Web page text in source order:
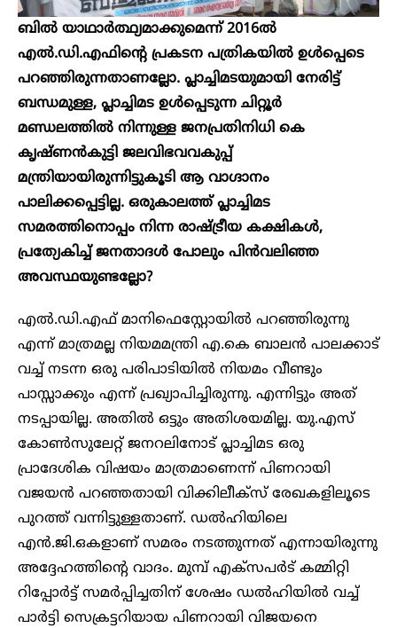
ബില്‍ യാഥാര്‍ത്ഥ്യമാക്കുമെന്ന് 2016ൽ
എൽ.ഡി.എഫിന്റെ പ്രകടന പത്രികയില്‍ ഉള്‍പ്പെടെ
പറഞ്ഞിരുന്നതാണല്ലോ. പ്ലാച്ചിമടയുമായി നേരിട്ട്
ബന്ധമുള്ള, പ്ലാച്ചിമട ഉൾപ്പെടുന്ന ചിറ്റൂർ
മണ്ഡലത്തിൽ നിന്നുള്ള ജനപ്രതിനിധി കെ
കൃഷ്ണന്‍കുട്ടി ജലവിഭവവകുപ്പ്
മന്ത്രിയായിരുന്നിട്ടുകൂടി ആ വാഗ്ദാനം
പാലിക്കപ്പെട്ടില്ല. ഒരുകാലത്ത് പ്ലാച്ചിമട
സമരത്തിനൊപ്പം നിന്ന രാഷ്ട്രീയ കക്ഷികള്‍,
പ്രത്യേകിച്ച് ജനതാദൾ പോലും പിന്‍വലിഞ്ഞ
അവസ്ഥയുണ്ടല്ലോ?
എല്‍.ഡി.എഫ് മാനിഫെസ്റ്റോയില്‍ പറഞ്ഞിരുന്നു
എന്ന് മാത്രമല്ല നിയമമന്ത്രി എ.കെ ബാലന്‍ പാലക്കാട്
വച്ച് നടന്ന ഒരു പരിപാടിയില്‍ നിയമം വീണ്ടും
പാസ്സാക്കും എന്ന് പ്രഖ്യാപിച്ചിരുന്നു. എന്നിട്ടും അത്
നടപ്പായില്ല. അതില്‍ ഒട്ടും അതിശയമില്ല. യു.എസ്
കോണ്‍സുലേറ്റ് ജനറലിനോട് പ്ലാച്ചിമട ഒരു
പ്രാദേശിക വിഷയം മാത്രമാണെന്ന് പിണറായി
വജയന്‍ പറഞ്ഞതായി വിക്കിലീക്‌സ് രേഖകളിലൂടെ
പുറത്ത് വന്നിട്ടുള്ളതാണ്. ഡല്‍ഹിയിലെ
എന്‍.ജി.ഒകളാണ് സമരം നടത്തുന്നത് എന്നായിരുന്നു
അദ്ദേഹത്തിന്റെ വാദം. മുമ്പ് എക്‌സപര്‍ട് കമ്മിറ്റി
റിപ്പോര്‍ട്ട് സമര്‍പ്പിച്ചതിന് ശേഷം ഡല്‍ഹിയില്‍ വച്ച്
പാര്‍ട്ടി സെക്രട്ടറിയായ പിണറായി വിജയനെ